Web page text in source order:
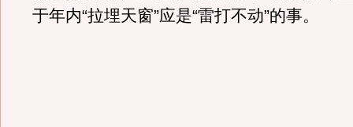
于年内“拉埋天窗”应是“雷打不动”的事。